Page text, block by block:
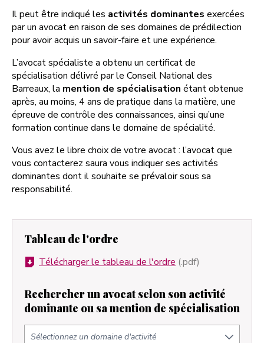
Il peut être indiqué les activités dominantes exercées
par un avocat en raison de ses domaines de prédilection
pour avoir acquis un savoir-faire et une expérience.
L’avocat spécialiste a obtenu un certificat de
spécialisation délivré par le Conseil National des
Barreaux, la mention de spécialisation étant obtenue
après, au moins, 4 ans de pratique dans la matière, une
épreuve de contrôle des connaissances, ainsi qu’une
formation continue dans le domaine de spécialité.
Vous avez le libre choix de votre avocat : l’avocat que
vous contacterez saura vous indiquer ses activités
dominantes dont il souhaite se prévaloir sous sa
responsabilité.
Tableau de l'ordre
Télécharger le tableau de l'ordre (.pdf)
Rechercher un avocat selon son activité
dominante ou sa mention de spécialisation